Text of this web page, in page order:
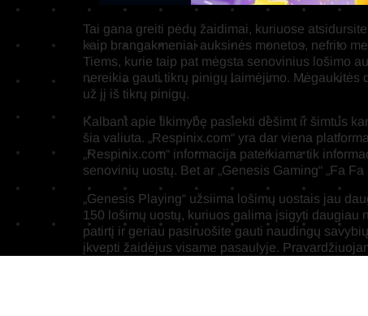
Tai gana greiti pėdų žaidimai, kuriuose
kaip brangakmeniai auksinės monetos, nefrito
Tiems, kurie taip pat mėgsta senovinius lošimo
nereikia gauti tikrų pinigų laimėjimo. Mėgaukitės
už jį iš tikrų pinigų.
Kalbant apie tikimybę pasiekti dešimt ir šimtus
šia valiuta. „Respinix.com“ yra dar viena
„Respinix.com“ informacija pateikiama tik
senovinių uostų. Bet ar „Genesis Gaming“ „Fa
„Genesis Playing“ užsiima lošimų uostais jau
150 lošimų uostų, kuriuos galima įsigyti
patirtį ir geriau pasiruošite gauti naudingų
įkvepti žaidėjus visame pasaulyje.